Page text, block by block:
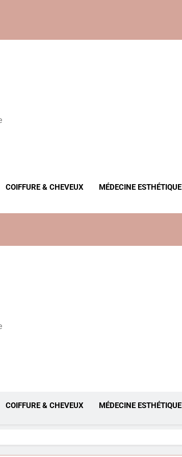
Anti-Âge
COIFFURE & CHEVEUX MÉDECINE ESTHÉTIQUE
Anti-Âge
COIFFURE & CHEVEUX MÉDECINE ESTHÉTIQUE